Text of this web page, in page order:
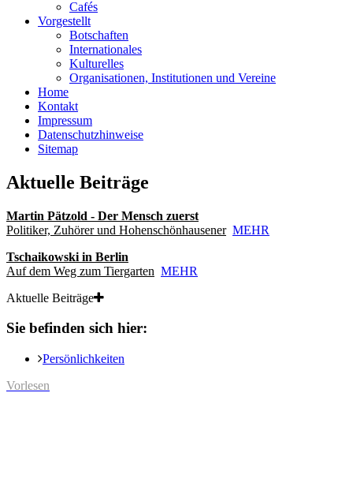
Cafés
Vorgestellt
Botschaften
Internationales
Kulturelles
Organisationen, Institutionen und Vereine
Home
Kontakt
Impressum
Datenschutzhinweise
Sitemap
Aktuelle Beiträge
Martin Pätzold - Der Mensch zuerst
Politiker, Zuhörer und Hohenschönhausener MEHR
Tschaikowski in Berlin
Auf dem Weg zum Tiergarten MEHR
Aktuelle Beiträge
Sie befinden sich hier:
Persönlichkeiten
Vorlesen